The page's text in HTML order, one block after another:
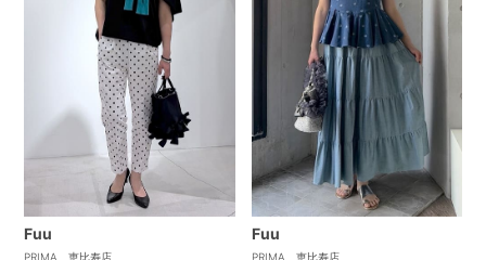
Fuu
PRIMA 恵比寿店
Fuu
PRIMA 恵比寿店